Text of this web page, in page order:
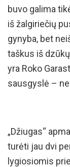
buvo galima
iš žalgiriečių
gynyba, bet
taškus iš
yra Roko
sausgyslė –
„Džiugas“
turėti jau dvi
lygiosiomis